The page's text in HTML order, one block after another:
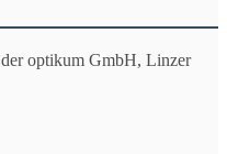
optikum GmbH, Linzer